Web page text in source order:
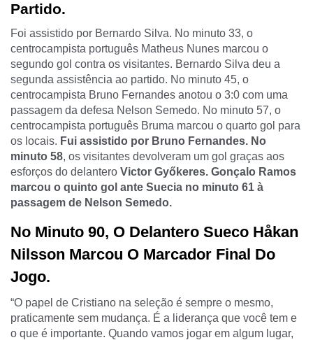
Partido.
Foi assistido por Bernardo Silva. No minuto 33, o
centrocampista português Matheus Nunes marcou o
segundo gol contra os visitantes. Bernardo Silva deu a
segunda assistência ao partido. No minuto 45, o
centrocampista Bruno Fernandes anotou o 3:0 com uma
passagem da defesa Nelson Semedo. No minuto 57, o
centrocampista português Bruma marcou o quarto gol para
os locais. Fui assistido por Bruno Fernandes. No
minuto 58, os visitantes devolveram um gol graças aos
esforços do delantero Victor Győkeres. Gonçalo Ramos
marcou o quinto gol ante Suecia no minuto 61 à
passagem de Nelson Semedo.
No Minuto 90, O Delantero Sueco Håkan
Nilsson Marcou O Marcador Final Do
Jogo.
“O papel de Cristiano na seleção é sempre o mesmo,
praticamente sem mudança. É a liderança que você tem e
o que é importante. Quando vamos jogar em algum lugar,